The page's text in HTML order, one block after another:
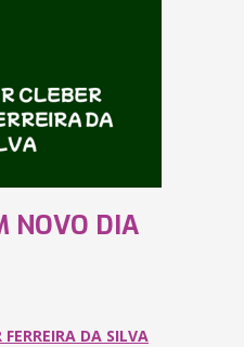
NOVO DIA
FERREIRA DA SILVA